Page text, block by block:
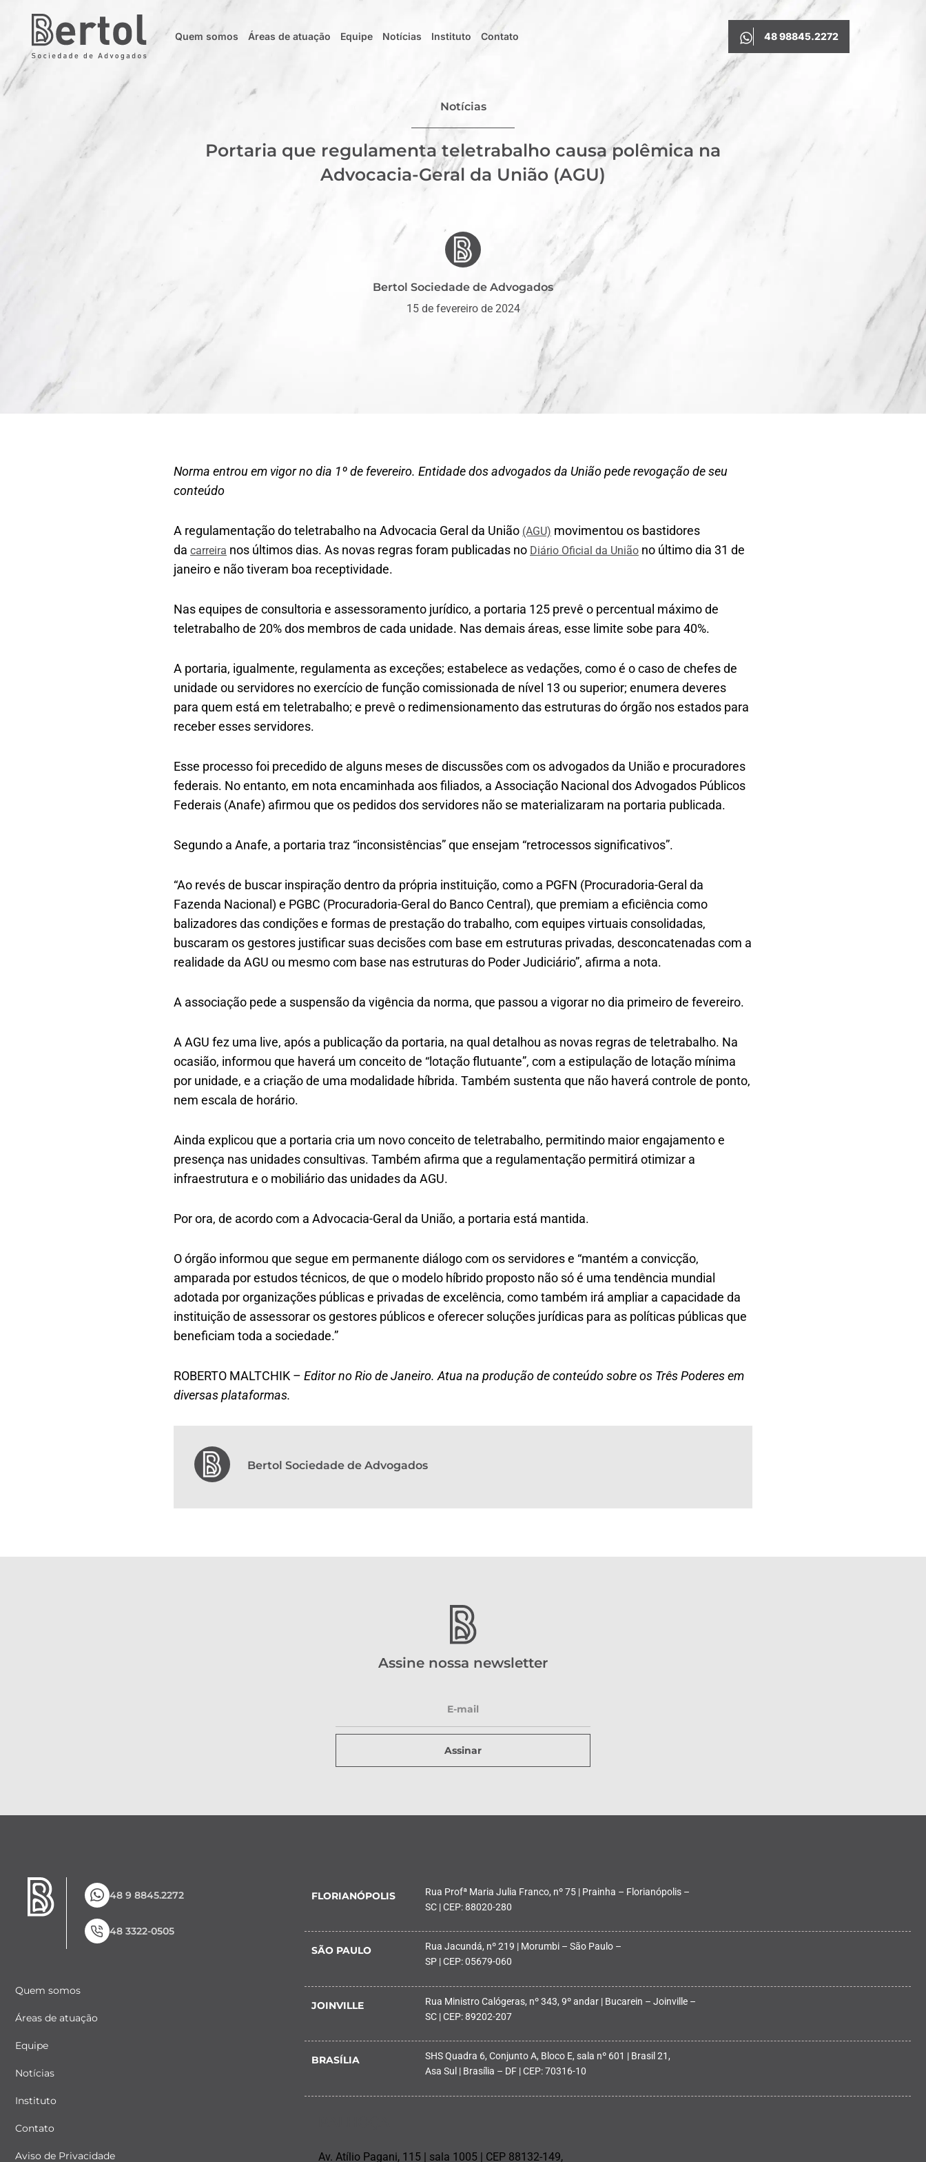
Quem somos Áreas de atuação Equipe Notícias Instituto Contato 48 98845.2272
Notícias
Portaria que regulamenta teletrabalho causa polêmica na
Advocacia-Geral da União (AGU)
Bertol Sociedade de Advogados
15 de fevereiro de 2024
Norma entrou em vigor no dia 1º de fevereiro. Entidade dos advogados da União pede revogação de seu
conteúdo
A regulamentação do teletrabalho na Advocacia Geral da União (AGU) movimentou os bastidores
da carreira nos últimos dias. As novas regras foram publicadas no Diário Oficial da União no último dia 31 de
janeiro e não tiveram boa receptividade.
Nas equipes de consultoria e assessoramento jurídico, a portaria 125 prevê o percentual máximo de
teletrabalho de 20% dos membros de cada unidade. Nas demais áreas, esse limite sobe para 40%.
A portaria, igualmente, regulamenta as exceções; estabelece as vedações, como é o caso de chefes de
unidade ou servidores no exercício de função comissionada de nível 13 ou superior; enumera deveres
para quem está em teletrabalho; e prevê o redimensionamento das estruturas do órgão nos estados para
receber esses servidores.
Esse processo foi precedido de alguns meses de discussões com os advogados da União e procuradores
federais. No entanto, em nota encaminhada aos filiados, a Associação Nacional dos Advogados Públicos
Federais (Anafe) afirmou que os pedidos dos servidores não se materializaram na portaria publicada.
Segundo a Anafe, a portaria traz “inconsistências” que ensejam “retrocessos significativos”.
“Ao revés de buscar inspiração dentro da própria instituição, como a PGFN (Procuradoria-Geral da
Fazenda Nacional) e PGBC (Procuradoria-Geral do Banco Central), que premiam a eficiência como
balizadores das condições e formas de prestação do trabalho, com equipes virtuais consolidadas,
buscaram os gestores justificar suas decisões com base em estruturas privadas, desconcatenadas com a
realidade da AGU ou mesmo com base nas estruturas do Poder Judiciário”, afirma a nota.
A associação pede a suspensão da vigência da norma, que passou a vigorar no dia primeiro de fevereiro.
A AGU fez uma live, após a publicação da portaria, na qual detalhou as novas regras de teletrabalho. Na
ocasião, informou que haverá um conceito de “lotação flutuante”, com a estipulação de lotação mínima
por unidade, e a criação de uma modalidade híbrida. Também sustenta que não haverá controle de ponto,
nem escala de horário.
Ainda explicou que a portaria cria um novo conceito de teletrabalho, permitindo maior engajamento e
presença nas unidades consultivas. Também afirma que a regulamentação permitirá otimizar a
infraestrutura e o mobiliário das unidades da AGU.
Por ora, de acordo com a Advocacia-Geral da União, a portaria está mantida.
O órgão informou que segue em permanente diálogo com os servidores e “mantém a convicção,
amparada por estudos técnicos, de que o modelo híbrido proposto não só é uma tendência mundial
adotada por organizações públicas e privadas de excelência, como também irá ampliar a capacidade da
instituição de assessorar os gestores públicos e oferecer soluções jurídicas para as políticas públicas que
beneficiam toda a sociedade.”
ROBERTO MALTCHIK – Editor no Rio de Janeiro. Atua na produção de conteúdo sobre os Três Poderes em
diversas plataformas.
Bertol Sociedade de Advogados
Assine nossa newsletter
Assinar
48 9 8845.2272
48 3322-0505
Quem somos
Áreas de atuação
Equipe
Notícias
Instituto
Contato
Aviso de Privacidade
FLORIANÓPOLIS
Rua Profª Maria Julia Franco, nº 75 | Prainha – Florianópolis –
SC | CEP: 88020-280
SÃO PAULO
Rua Jacundá, nº 219 | Morumbi – São Paulo –
SP | CEP: 05679-060
JOINVILLE
Rua Ministro Calógeras, nº 343, 9º andar | Bucarein – Joinville –
SC | CEP: 89202-207
BRASÍLIA
SHS Quadra 6, Conjunto A, Bloco E, sala nº 601 | Brasil 21,
Asa Sul | Brasília – DF | CEP: 70316-10
Av. Atílio Pagani, 115 | sala 1005 | CEP 88132-149,